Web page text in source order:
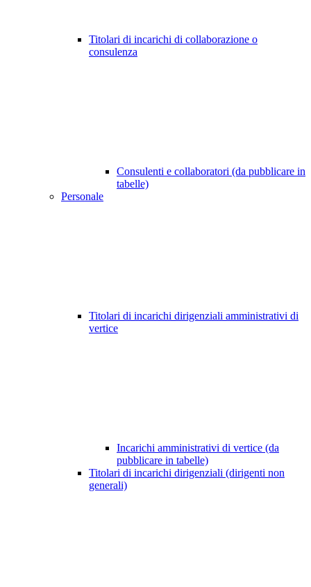
Titolari di incarichi di collaborazione o
consulenza
Consulenti e collaboratori (da pubblicare in
tabelle)
Personale
Titolari di incarichi dirigenziali amministrativi di
vertice
Incarichi amministrativi di vertice (da
pubblicare in tabelle)
Titolari di incarichi dirigenziali (dirigenti non
generali)